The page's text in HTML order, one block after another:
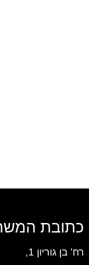
כתובת
רח' בן גוריון 1,